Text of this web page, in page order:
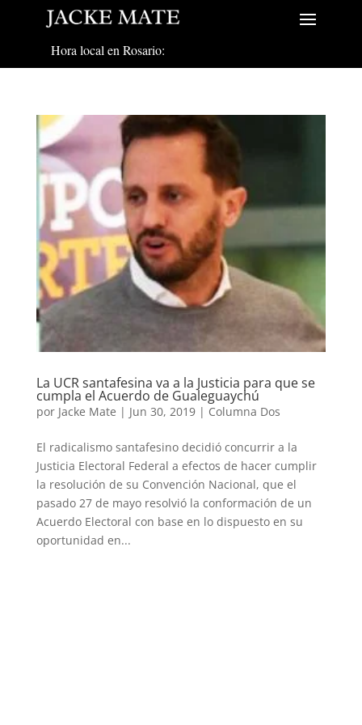
Hora local en Rosario:
La UCR santafesina va a la Justicia para que se
cumpla el Acuerdo de Gualeguaychú
por Jacke Mate | Jun 30, 2019| Columna Dos
El radicalismo santafesino decidió concurrir a la
Justicia Electoral Federal a efectos de hacer cumplir
la resolución de su Convención Nacional, que el
pasado 27 de mayo resolvió la conformación de un
Acuerdo Electoral con base en lo dispuesto en su
oportunidad en...